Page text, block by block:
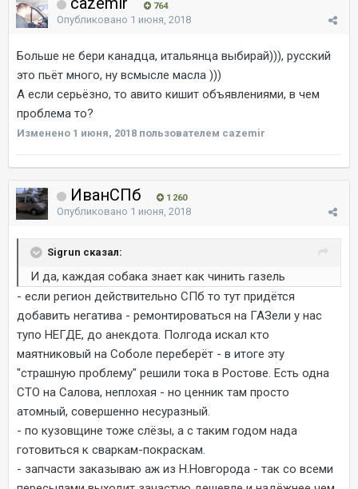
764
Опубликовано 1 июня, 2018
Больше не бери канадца, итальянца выбирай))), русский
это пьёт много, ну всмысле масла )))
А если серьёзно, то авито кишит объявлениями, в чем
проблема то?
Изменено 1 июня, 2018 пользователем cazemir
ИванСПб 1 260
Опубликовано 1 июня, 2018
Sigrun сказал:
И да, каждая собака знает как чинить газель
- если регион действительно СПб то тут придётся
добавить негатива - ремонтироваться на ГАЗели у нас
тупо НЕГДЕ, до анекдота. Полгода искал кто
маятниковый на Соболе переберёт - в итоге эту
"страшную проблему" решили тока в Ростове. Есть одна
СТО на Салова, неплохая - но ценник там просто
атомный, совершенно несуразный.
- по кузовщине тоже слёзы, а с таким годом нада
готовиться к сваркам-покраскам.
- запчасти заказываю аж из Н.Новгорода - так со всеми